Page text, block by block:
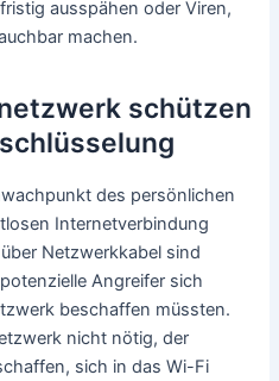
ausspähen oder Viren,
machen.
schützen
des persönlichen
Internetverbindung
Netzwerkkabel sind
Angreifer sich
beschaffen müssten.
nicht nötig, der
sich in das Wi-Fi